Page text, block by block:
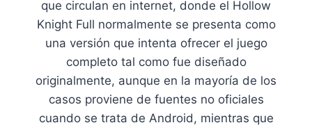
que circulan en internet, donde el Hollow
Knight Full normalmente se presenta como
una versión que intenta ofrecer el juego
completo tal como fue diseñado
originalmente, aunque en la mayoría de los
casos proviene de fuentes no oficiales
cuando se trata de Android, mientras que